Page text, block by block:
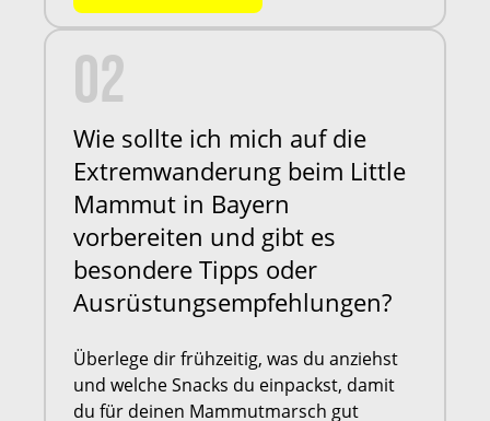
02
Wie sollte ich mich auf die
Extremwanderung beim Little
Mammut in Bayern
vorbereiten und gibt es
besondere Tipps oder
Ausrüstungsempfehlungen?
Überlege dir frühzeitig, was du anziehst
und welche Snacks du einpackst, damit
du für deinen Mammutmarsch gut